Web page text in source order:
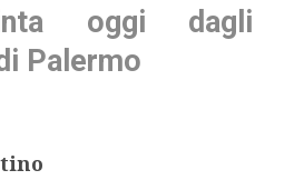
oggi dagli
Palermo